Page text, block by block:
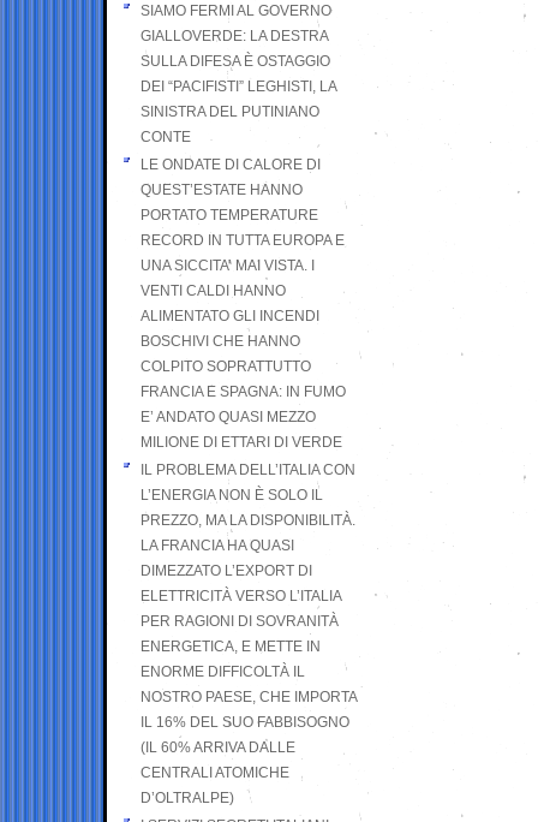
SIAMO FERMI AL GOVERNO
GIALLOVERDE: LA DESTRA
SULLA DIFESA È OSTAGGIO
DEI “PACIFISTI” LEGHISTI, LA
SINISTRA DEL PUTINIANO
CONTE
LE ONDATE DI CALORE DI
QUEST’ESTATE HANNO
PORTATO TEMPERATURE
RECORD IN TUTTA EUROPA E
UNA SICCITA’ MAI VISTA. I
VENTI CALDI HANNO
ALIMENTATO GLI INCENDI
BOSCHIVI CHE HANNO
COLPITO SOPRATTUTTO
FRANCIA E SPAGNA: IN FUMO
E’ ANDATO QUASI MEZZO
MILIONE DI ETTARI DI VERDE
IL PROBLEMA DELL’ITALIA CON
L’ENERGIA NON È SOLO IL
PREZZO, MA LA DISPONIBILITÀ.
LA FRANCIA HA QUASI
DIMEZZATO L’EXPORT DI
ELETTRICITÀ VERSO L’ITALIA
PER RAGIONI DI SOVRANITÀ
ENERGETICA, E METTE IN
ENORME DIFFICOLTÀ IL
NOSTRO PAESE, CHE IMPORTA
IL 16% DEL SUO FABBISOGNO
(IL 60% ARRIVA DALLE
CENTRALI ATOMICHE
D’OLTRALPE)